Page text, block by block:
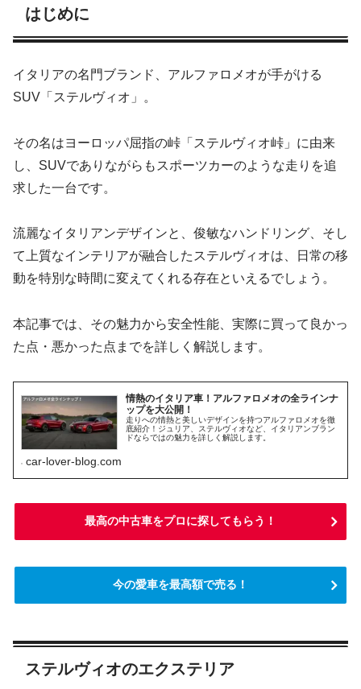
はじめに
イタリアの名門ブランド、アルファロメオが手がける
SUV「ステルヴィオ」。
その名はヨーロッパ屈指の峠「ステルヴィオ峠」に由来
し、SUVでありながらもスポーツカーのような走りを追
求した一台です。
流麗なイタリアンデザインと、俊敏なハンドリング、そし
て上質なインテリアが融合したステルヴィオは、日常の移
動を特別な時間に変えてくれる存在といえるでしょう。
本記事では、その魅力から安全性能、実際に買って良かっ
た点・悪かった点までを詳しく解説します。
情熱のイタリア車！アルファロメオの全ラインナ
ップを大公開！
走りへの情熱と美しいデザインを持つアルファロメオを徹
底紹介！ジュリア、ステルヴィオなど、イタリアンブラン
ドならではの魅力を詳しく解説します。
car-lover-blog.com
最高の中古車をプロに探してもらう！
今の愛車を最高額で売る！
ステルヴィオのエクステリア